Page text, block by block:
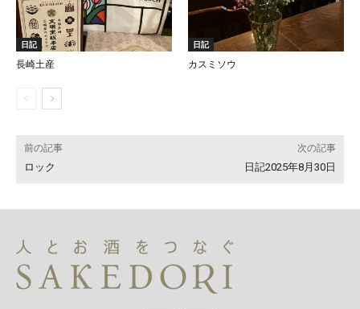
日記
長崎土産
日記
カスミソウ
前の記事
ロック
次の記事
日記2025年8月30日